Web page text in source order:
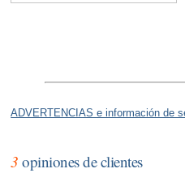
ADVERTENCIAS e información de
3 opiniones de clientes